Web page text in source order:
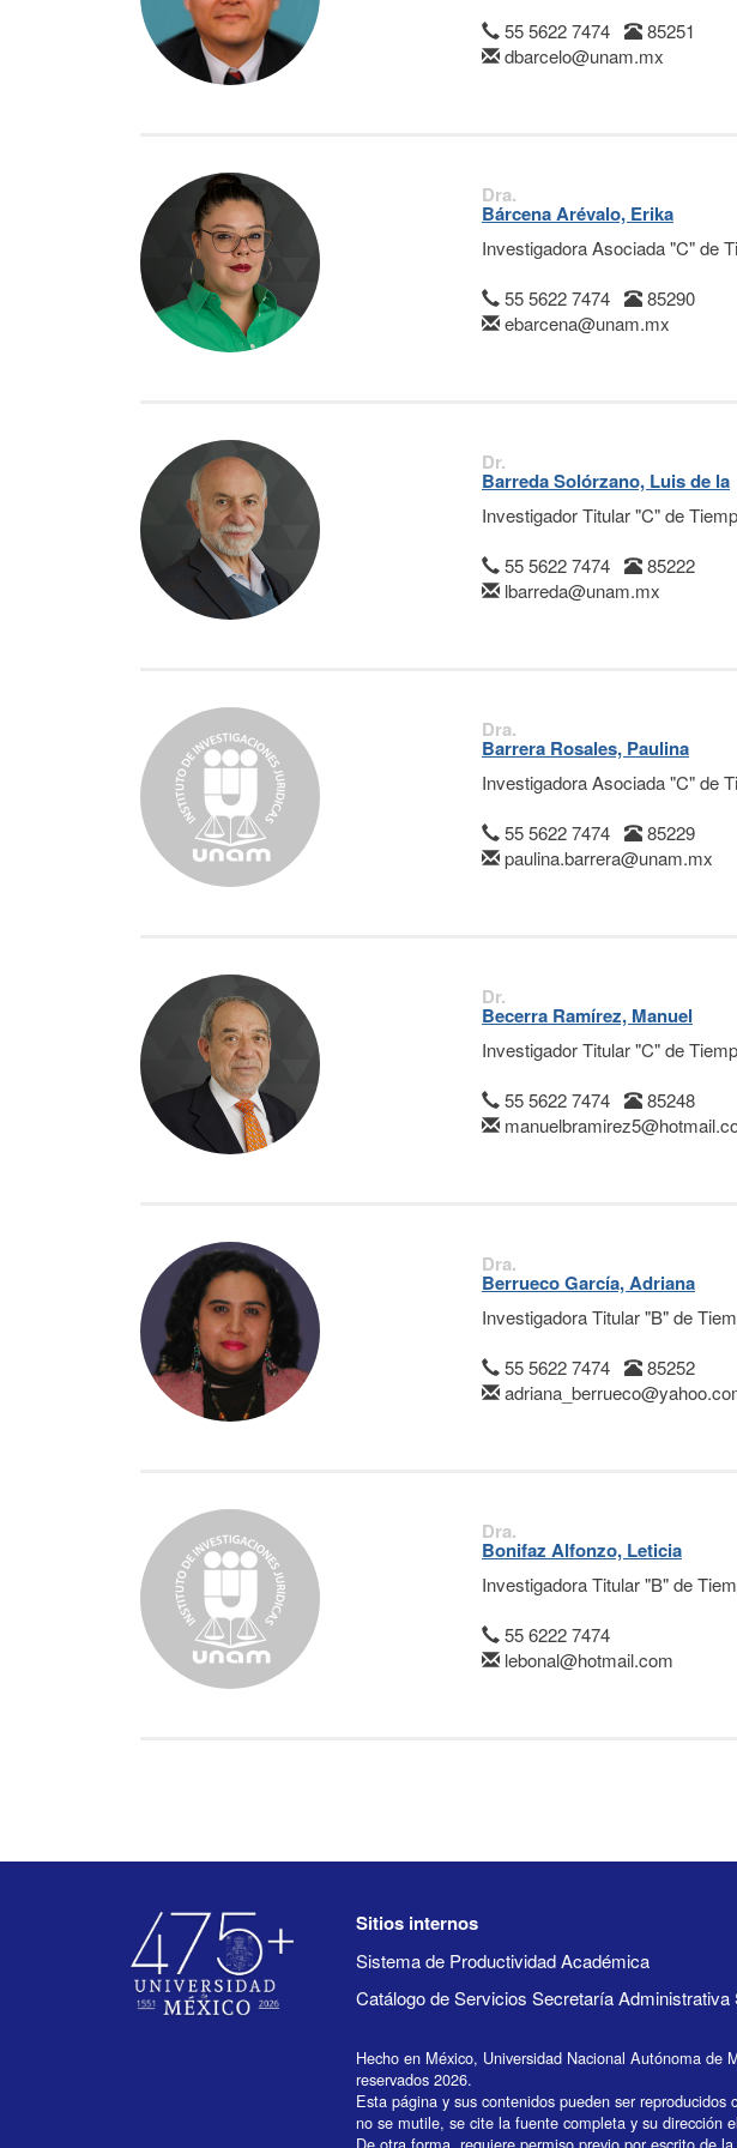
55 5622 7474
85251
dbarcelo@unam.mx
Dra.
Bárcena Arévalo, Erika
Investigadora Asociada "C" de
55 5622 7474
85290
ebarcena@unam.mx
Dr.
Barreda Solórzano, Luis de la
Investigador Titular "C" de
55 5622 7474
85222
lbarreda@unam.mx
Dra.
Barrera Rosales, Paulina
Investigadora Asociada "C" de
55 5622 7474
85229
paulina.barrera@unam.mx
Dr.
Becerra Ramírez, Manuel
Investigador Titular "C" de
55 5622 7474
85248
Dra.
Berrueco García, Adriana
Investigadora Titular "B" de
55 5622 7474
85252
Dra.
Bonifaz Alfonzo, Leticia
Investigadora Titular "B" de
55 6222 7474
lebonal@hotmail.com
Sitios internos
Sistema de Productividad Académica
Catálogo de Servicios Secretaría Administrativa
Hecho en México, Universidad Nacional Autónoma de
reservados 2026.
Esta página y sus contenidos pueden ser
no se mutile, se cite la fuente completa y su dirección